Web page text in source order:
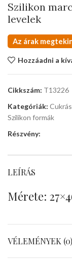
Szilikon
levelek
Az árak
Hozzáadni a
Cikkszám: T13226
Kategóriák:
Szilikon formák
Részvény:
LEÍRÁS
Mérete:
VÉLEMÉNYEK (0)